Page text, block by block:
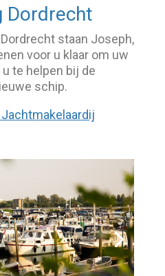
Dordrecht
staan Joseph,
voor u klaar om uw
te helpen bij de
schip.